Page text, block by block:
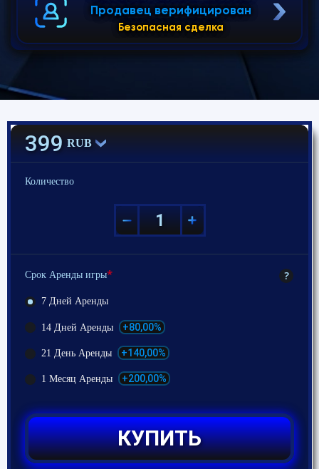
Продавец верифицирован
Безопасная сделка
399 RUB
Количество
Срок Аренды игры* ?
7 Дней Аренды
14 Дней Аренды +80,00%
21 День Аренды +140,00%
1 Месяц Аренды +200,00%
КУПИТЬ